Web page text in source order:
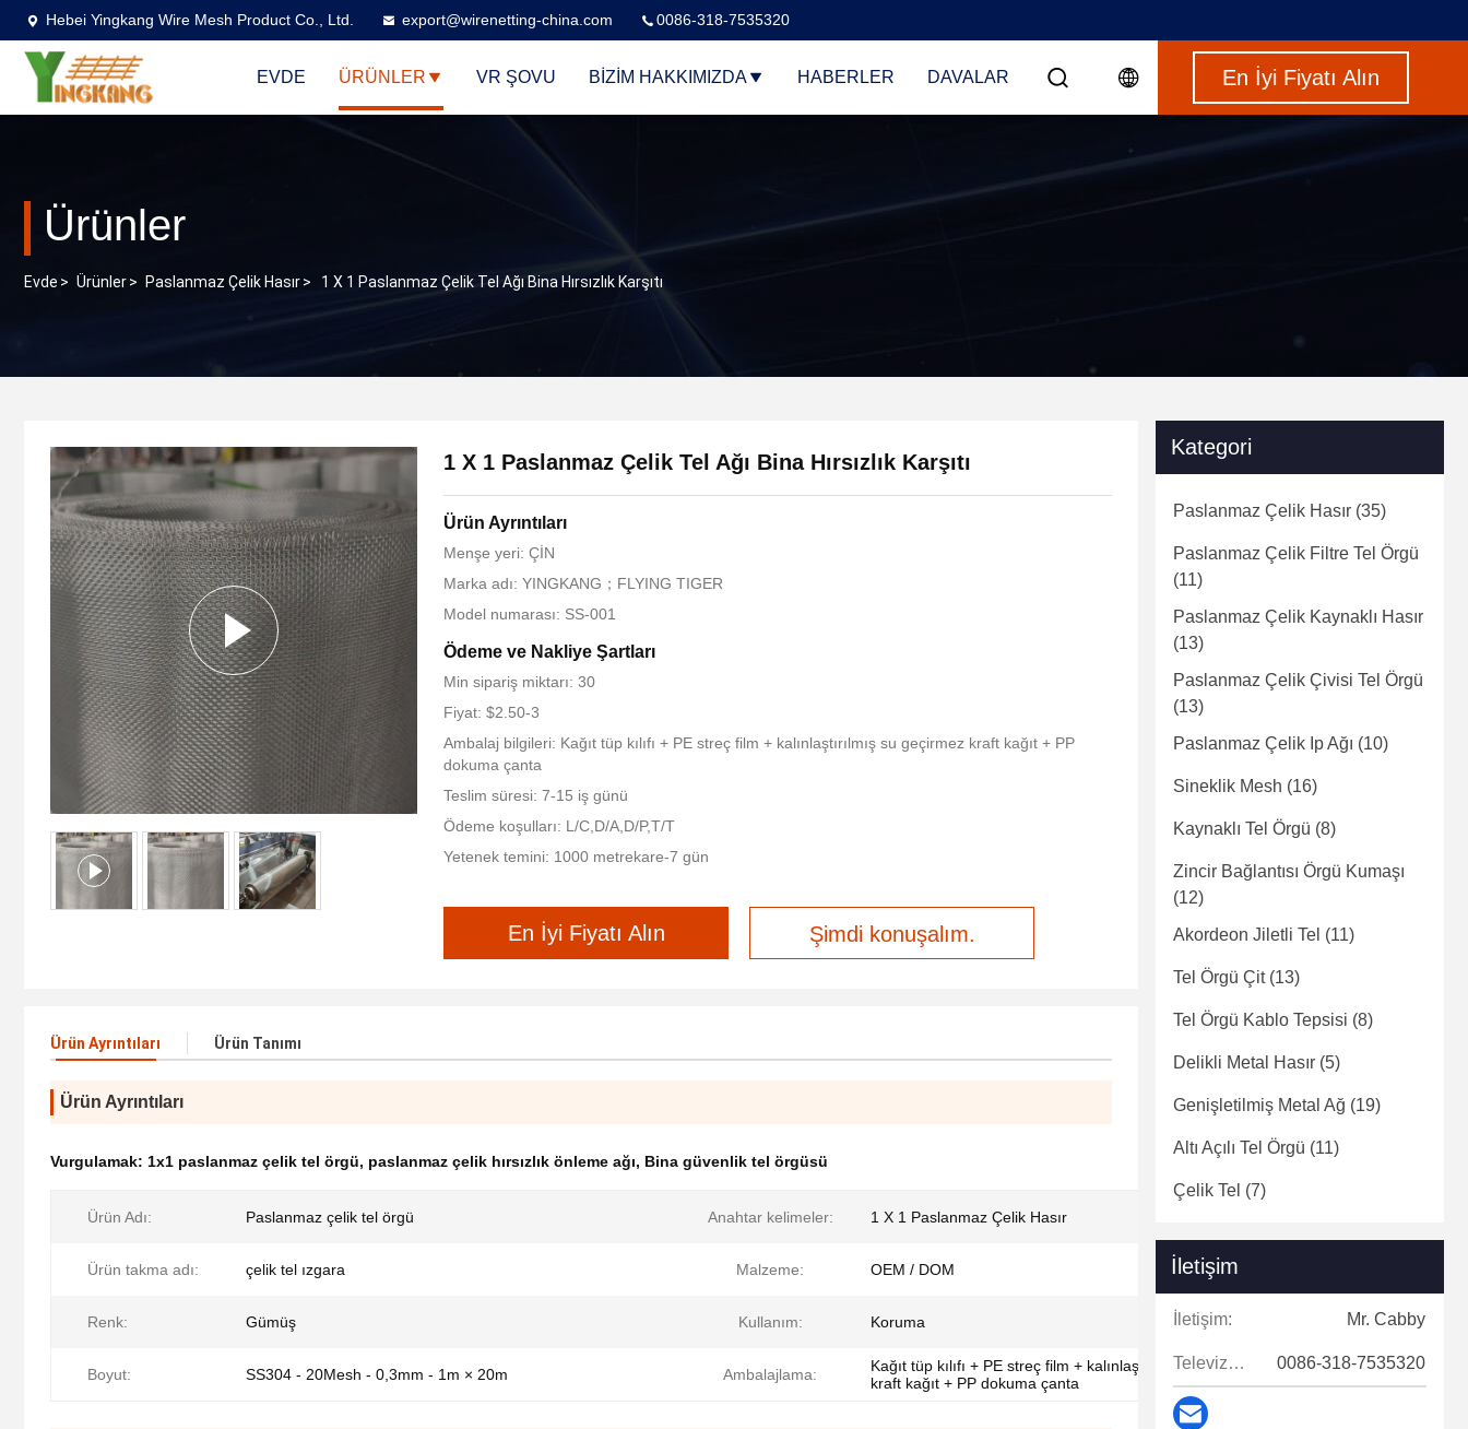
Hebei Yingkang Wire Mesh Product Co., Ltd. export@wirenetting-china.com 0086-318-7535320
EVDE ÜRÜNLER VR ŞOVU BIZIM HAKKIMIZDA HABERLER DAVALAR En İyi Fiyatı Alın
Ürünler
Evde > Ürünler> Paslanmaz Çelik Hasır> 1 X 1 Paslanmaz Çelik Tel Ağı Bina Hırsızlık Karşıtı
1 X 1 Paslanmaz Çelik Tel Ağı Bina Hırsızlık Karşıtı
Ürün Ayrıntıları
Menşe yeri: ÇİN
Marka adı: YINGKANG；FLYING TIGER
Model numarası: SS-001
Ödeme ve Nakliye Şartları
Min sipariş miktarı: 30
Fiyat: $2.50-3
Ambalaj bilgileri: Kağıt tüp kılıfı + PE streç film + kalınlaştırılmış su geçirmez kraft kağıt + PP
dokuma çanta
Teslim süresi: 7-15 iş günü
Ödeme koşulları: L/C,D/A,D/P,T/T
Yetenek temini: 1000 metrekare-7 gün
En İyi Fiyatı Alın Şimdi konuşalım.
Ürün Ayrıntıları Ürün Tanımı
Ürün Ayrıntıları
Vurgulamak: 1x1 paslanmaz çelik tel örgü, paslanmaz çelik hırsızlık önleme ağı, Bina güvenlik tel örgüsü
Ürün Adı: Paslanmaz çelik tel örgü Anahtar kelimeler: 1 X 1 Paslanmaz Çelik Hasır
Ürün takma adı: çelik tel ızgara Malzeme: OEM / DOM
Renk: Gümüş Kullanım: Koruma
Boyut: SS304 - 20Mesh - 0,3mm - 1m × 20m Ambalajlama:
Kağıt tüp kılıfı + PE streç film + kalınlaştırılmış su geçirmez
kraft kağıt + PP dokuma çanta
Kategori
Paslanmaz Çelik Hasır (35)
Paslanmaz Çelik Filtre Tel Örgü
(11)
Paslanmaz Çelik Kaynaklı Hasır
(13)
Paslanmaz Çelik Çivisi Tel Örgü
(13)
Paslanmaz Çelik Ip Ağı (10)
Sineklik Mesh (16)
Kaynaklı Tel Örgü (8)
Zincir Bağlantısı Örgü Kumaşı
(12)
Akordeon Jiletli Tel (11)
Tel Örgü Çit(13)
Tel Örgü Kablo Tepsisi (8)
Delikli Metal Hasır (5)
Genişletilmiş Metal Ağ (19)
Altı Açılı Tel Örgü (11)
Çelik Tel (7)
İletişim
İletişim: Mr. Cabby
Televizyon: 0086-318-7535320